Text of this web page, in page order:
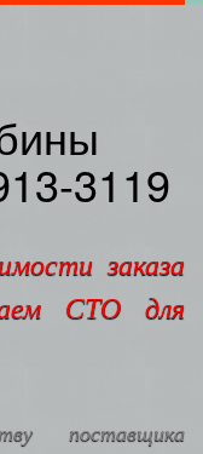
3119
заказа
СТО для
поставщика